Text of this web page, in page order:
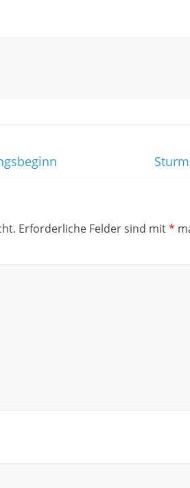
Erforderliche Felder sind mit*